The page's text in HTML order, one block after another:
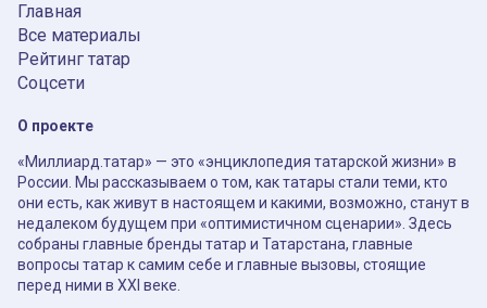
Главная
Все материалы
Рейтинг татар
Соцсети
О проекте
«Миллиард.татар» — это «энциклопедия татарской жизни» в
России. Мы рассказываем о том, как татары стали теми, кто
они есть, как живут в настоящем и какими, возможно, станут в
недалеком будущем при «оптимистичном сценарии». Здесь
собраны главные бренды татар и Татарстана, главные
вопросы татар к самим себе и главные вызовы, стоящие
перед ними в XXI веке.